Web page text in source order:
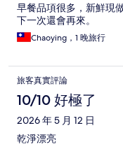
早餐品項很多，新鮮現
下一次還會再來。
Chaoying，1 晚旅行
旅客真實評論
10/10 好極了
2026 年 5 月 12 日
乾淨漂亮